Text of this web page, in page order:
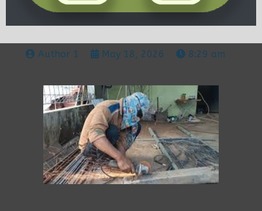
Author 1 May 18, 2026 8:29 am